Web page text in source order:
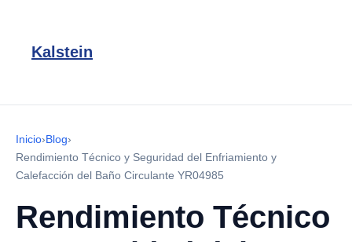
Kalstein
Inicio›Blog›
Rendimiento Técnico y Seguridad del Enfriamiento y
Calefacción del Baño Circulante YR04985
Rendimiento Técnico